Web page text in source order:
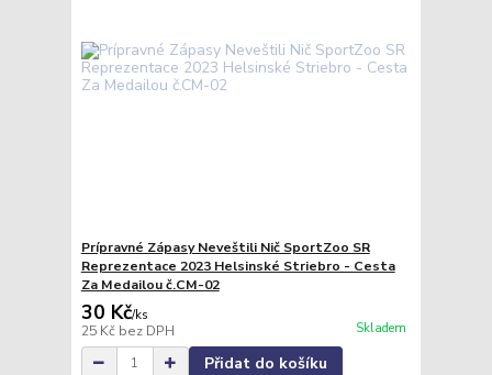
Prípravné Zápasy Neveštili Nič SportZoo SR
Reprezentace 2023 Helsinské Striebro - Cesta
Za Medailou č.CM-02
30 Kč/ks
25 Kč bez DPH Skladem
Přidat do košíku